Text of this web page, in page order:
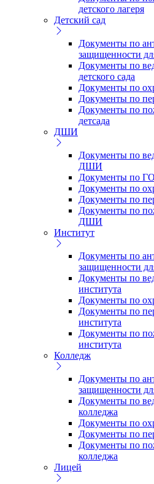
детского лагеря
Детский сад
Документы по
защищенности
Документы по
детского сада
Документы по
Документы по
Документы по
детсада
ДШИ
Документы по
ДШИ
Документы по
Документы по
Документы по
Документы по
ДШИ
Институт
Документы по
защищенности
Документы по
института
Документы по
Документы по
института
Документы по
института
Колледж
Документы по
защищенности
Документы по
колледжа
Документы по
Документы по
Документы по
колледжа
Лицей